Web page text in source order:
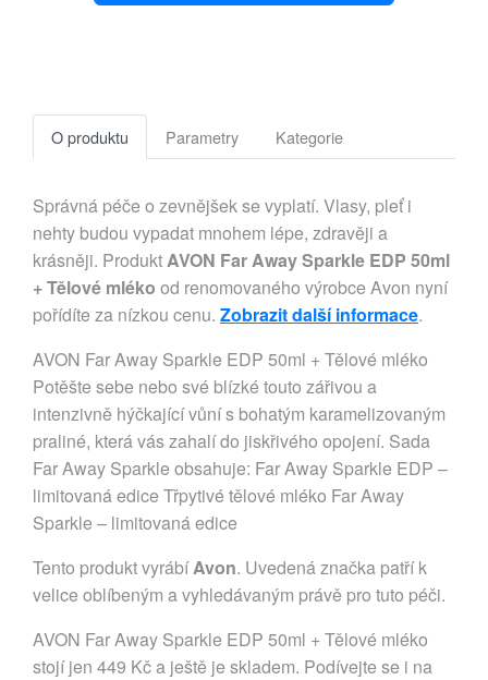
O produktu Parametry Kategorie
Správná péče o zevnějšek se vyplatí. Vlasy, pleť i
nehty budou vypadat mnohem lépe, zdravěji a
krásněji. ProduktAVON Far Away Sparkle EDP 50ml
+ Tělové mléko od renomovaného výrobce Avon nyní
pořídíte za nízkou cenu. Zobrazit další informace.
AVON Far Away Sparkle EDP 50ml + Tělové mléko
Potěšte sebe nebo své blízké touto zářivou a
intenzivně hýčkající vůní s bohatým karamelizovaným
praliné, která vás zahalí do jiskřivého opojení. Sada
Far Away Sparkle obsahuje: Far Away Sparkle EDP –
limitovaná edice Třpytivé tělové mléko Far Away
Sparkle – limitovaná edice
Tento produkt vyrábíAvon. Uvedená značka patří k
velice oblíbeným a vyhledávaným právě pro tuto péči.
AVON Far Away Sparkle EDP 50ml + Tělové mléko
stojí jen 449 Kč a ještě je skladem. Podívejte se i na